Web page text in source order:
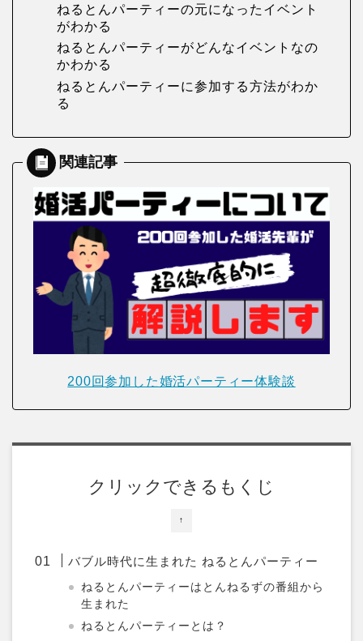
ねるとんパーティーの元になったイベント
がわかる
ねるとんパーティーがどんなイベントなの
かわかる
ねるとんパーティーに参加する方法がわか
る
200回参加した婚活パーティー体験談
↑
クリックできるもくじ
バブル時代に生まれた ねるとんパーティー
ねるとんパーティーはとんねるずの番組から
生まれた
ねるとんパーティーとは？